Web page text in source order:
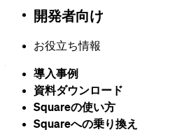
開発者向け
お役立ち情報
導入事例
資料ダウンロード
Squareの​使い方
Squareへの乗り換え
電気工事用の請求書を